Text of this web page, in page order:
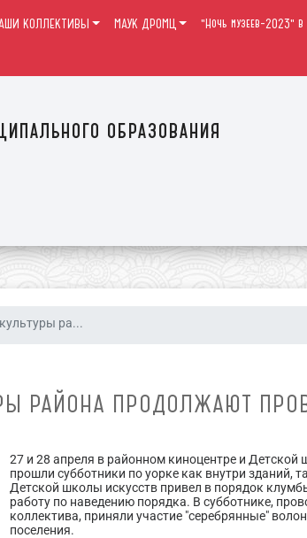
образования
КОЛЛЕКТИВЫ МАУК ДРОМЦ "Ночь музеев-2023" в
ра...
РАЙОНА ПРОДОЛЖАЮТ
27 и 28 апреля в районном киноцентре и
прошли субботники по уорке как внутри зданий,
Детской школы искусств привел в порядок
работу по наведению порядка. В субботнике,
коллектива, приняли участие "серебрянные"
поселения.